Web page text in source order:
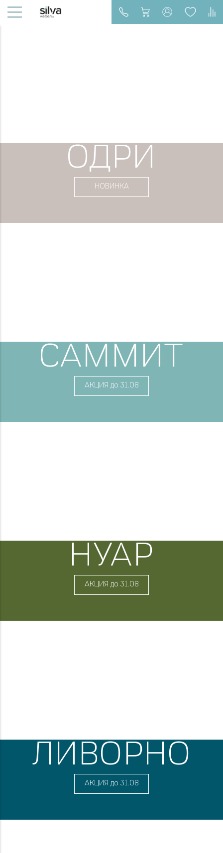
ОДРИ
НОВИНКА
САММИТ
АКЦИЯ до 31.08
НУАР
АКЦИЯ до 31.08
ЛИВОРНО
АКЦИЯ до 31.08